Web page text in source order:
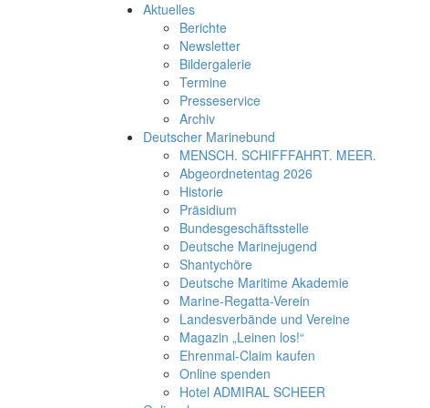
Aktuelles
Berichte
Newsletter
Bildergalerie
Termine
Presseservice
Archiv
Deutscher Marinebund
MENSCH. SCHIFFFAHRT. MEER.
Abgeordnetentag 2026
Historie
Präsidium
Bundesgeschäftsstelle
Deutsche Marinejugend
Shantychöre
Deutsche Maritime Akademie
Marine-Regatta-Verein
Landesverbände und Vereine
Magazin „Leinen los!“
Ehrenmal-Claim kaufen
Online spenden
Hotel ADMIRAL SCHEER